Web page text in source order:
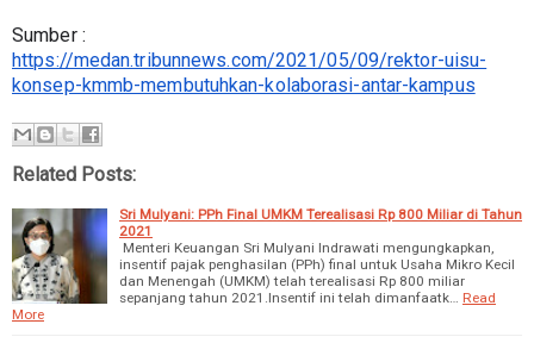
https://medan.tribunnews.com/2021/05/09/rektor-uisu-
konsep-kmmb-membutuhkan-kolaborasi-antar-kampus
Related Posts:
Sri Mulyani: PPh Final UMKM Terealisasi Rp 800 Miliar di Tahun
2021
Menteri Keuangan Sri Mulyani Indrawati mengungkapkan,
insentif pajak penghasilan (PPh) final untuk Usaha Mikro Kecil
dan Menengah (UMKM) telah terealisasi Rp 800 miliar
sepanjang tahun 2021.Insentif ini telah dimanfaatk…
Read
More